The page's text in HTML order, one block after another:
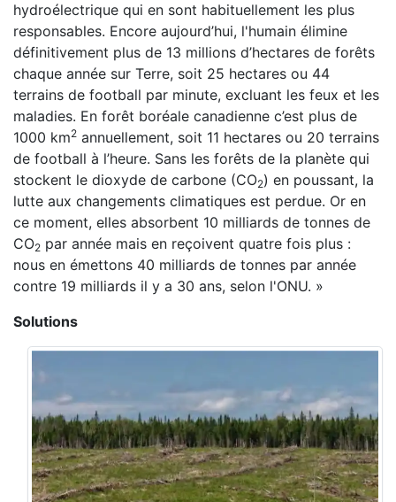
hydroélectrique qui en sont habituellement les plus
responsables. Encore aujourd’hui, l'humain élimine
définitivement plus de 13 millions d’hectares de forêts
chaque année sur Terre, soit 25 hectares ou 44
terrains de football par minute, excluant les feux et les
maladies. En forêt boréale canadienne c’est plus de
1000 km2 annuellement, soit 11 hectares ou 20 terrains
de football à l’heure. Sans les forêts de la planète qui
stockent le dioxyde de carbone (CO2) en poussant, la
lutte aux changements climatiques est perdue. Or en
ce moment, elles absorbent 10 milliards de tonnes de
CO2 par année mais en reçoivent quatre fois plus :
nous en émettons 40 milliards de tonnes par année
contre 19 milliards il y a 30 ans, selon l'ONU. »
Solutions